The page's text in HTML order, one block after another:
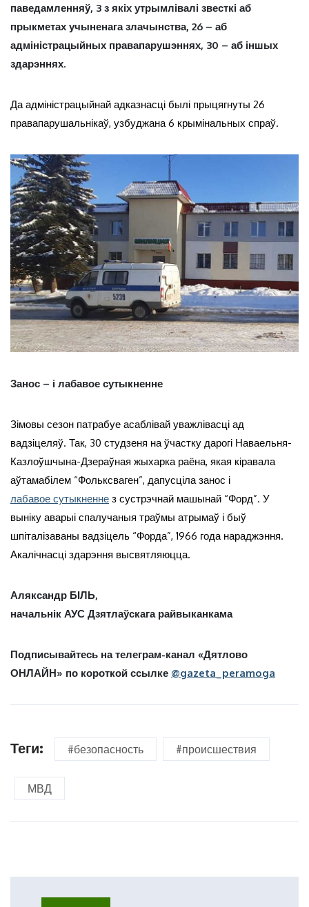
паведамленняў, 3 з якіх утрымлівалі звесткі аб
прыкметах учыненага злачынства, 26 – аб
адміністрацыйных правапарушэннях, 30 – аб іншых
здарэннях.
Да адміністрацыйнай адказнасці былі прыцягнуты 26
правапарушальнікаў, узбуджана 6 крымінальных спраў.
Занос – і лабавое сутыкненне
Зімовы сезон патрабуе асаблівай уважлівасці ад
вадзіцеляў. Так, 30 студзеня на ўчастку дарогі Наваельня-
Казлоўшчына-Дзераўная жыхарка раёна, якая кіравала
аўтамабілем “Фольксваген”, дапусціла занос і
лабавое сутыкненне з сустрэчнай машынай “Форд”. У
выніку аварыі спалучаныя траўмы атрымаў і быў
шпіталізаваны вадзіцель “Форда”, 1966 года нараджэння.
Акалічнасці здарэння высвятляюцца.
Аляксандр БІЛЬ,
начальнік АУС Дзятлаўскага райвыканкама
Подписывайтесь на телеграм-канал «Дятлово
ОНЛАЙН» по короткой ссылке @gazeta_peramoga
Теги: #безопасность #происшествия
МВД